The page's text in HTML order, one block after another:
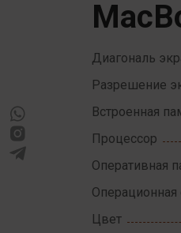
Диагональ
Разрешение
Встроенная
Процессор
Оперативная
Операционная
Цвет